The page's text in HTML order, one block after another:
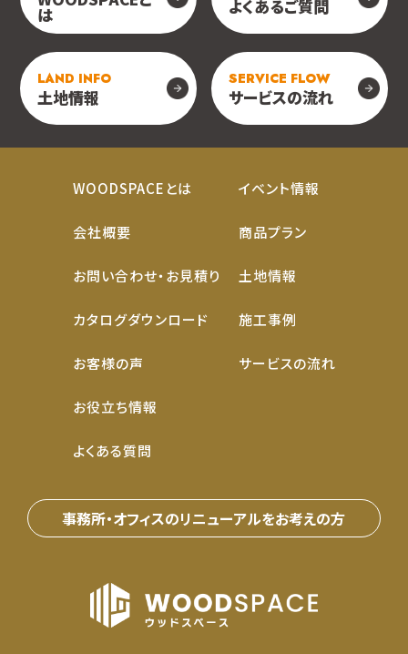
は よくあるご質問
LAND INFO
土地情報
SERVICE FLOW
サービスの流れ
WOODSPACEとは
会社概要
お問い合わせ・お見積り
カタログダウンロード
お客様の声
お役立ち情報
よくある質問
イベント情報
商品プラン
土地情報
施工事例
サービスの流れ
事務所・オフィスのリニューアルをお考えの⽅